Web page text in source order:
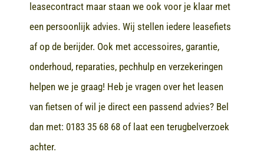
leasecontract maar staan we ook voor je klaar met
een persoonlijk advies. Wij stellen iedere leasefiets
af op de berijder. Ook met accessoires, garantie,
onderhoud, reparaties, pechhulp en verzekeringen
helpen we je graag! Heb je vragen over het leasen
van fietsen of wil je direct een passend advies? Bel
dan met: 0183 35 68 68of laat een terugbelverzoek
achter.